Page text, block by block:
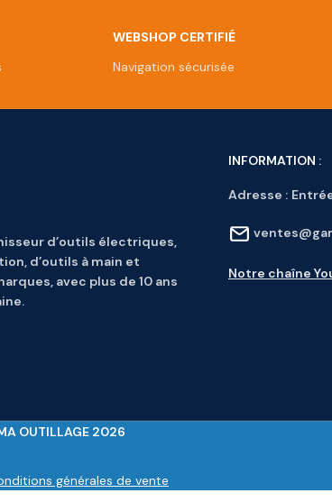
WEBSHOP CERTIFIÉ
Navigation sécurisée
d’outils électriques,
d’outils à main et
avec plus de 10 ans
INFORMATION :
Adresse :
Notre chaîne
OUTILLAGE 2026
générales de vente